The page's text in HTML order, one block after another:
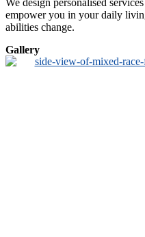
We design personalised
empower you in your daily
abilities change.
Gallery